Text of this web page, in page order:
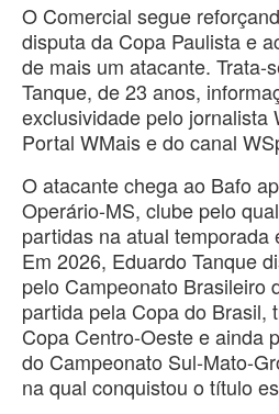
O Comercial segue
disputa da Copa Paulista e
de mais um atacante. Trata-
Tanque, de 23 anos,
exclusividade pelo jornalista
Portal WMais e do canal
O atacante chega ao Bafo
Operário-MS, clube pelo
partidas na atual temporada
Em 2026, Eduardo Tanque
pelo Campeonato Brasileiro
partida pela Copa do Brasil,
Copa Centro-Oeste e ainda
do Campeonato Sul-Mato-
na qual conquistou o título